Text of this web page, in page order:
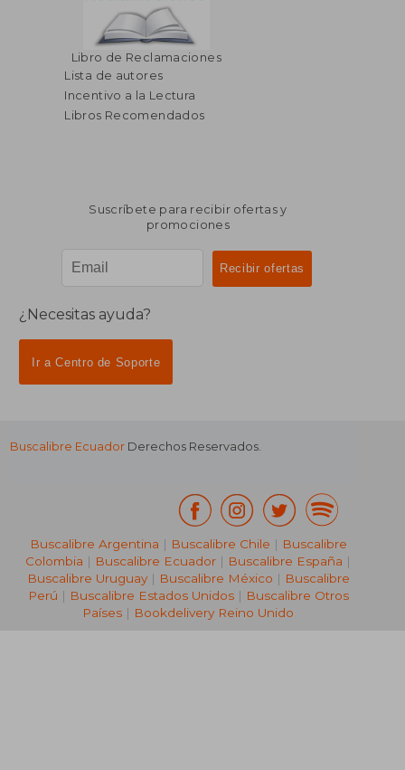
40%
dcto.
$ 40.89
Libro de Reclamaciones
Lista de autores
Incentivo a la Lectura
Libros Recomendados
Suscríbete para recibir ofertas y
promociones
¿Necesitas ayuda?
Ir a Centro de Soporte
Buscalibre Ecuador Derechos Reservados.
Buscalibre Argentina | Buscalibre Chile | Buscalibre
Colombia | Buscalibre Ecuador | Buscalibre España |
Buscalibre Uruguay| Buscalibre México | Buscalibre
Perú | Buscalibre Estados Unidos| Buscalibre Otros
Países | Bookdelivery Reino Unido